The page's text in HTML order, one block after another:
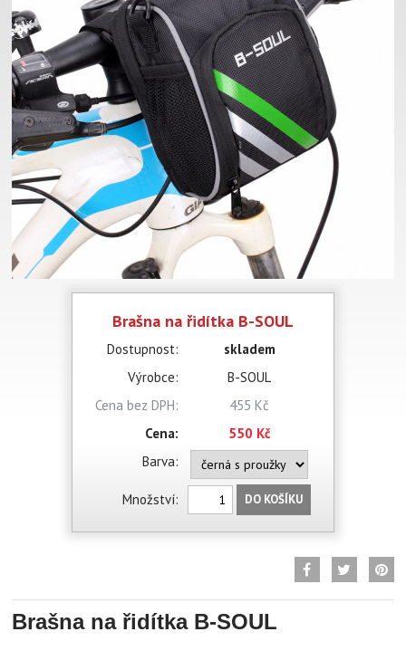
Brašna na řidítka B-SOUL
Dostupnost:
skladem
Výrobce:
B-SOUL
Cena bez DPH:
455 Kč
Cena:
550 Kč
Barva:
Množství: DO KOŠÍKU
Brašna na řidítka B-SOUL